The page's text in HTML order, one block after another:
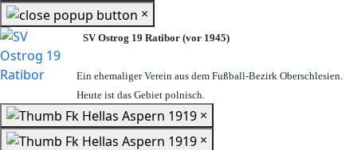
×
SV Ostrog 19 Ratibor (vor 1945)
Ein ehemaliger Verein aus dem Fußball-Bezirk Oberschlesien.
Heute ist das Gebiet polnisch.
×
×